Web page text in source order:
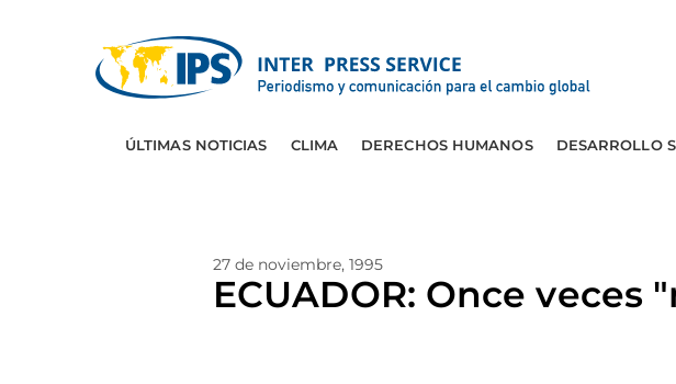
ÚLTIMAS NOTICIAS CLIMA DERECHOS HUMANOS DESARROLLO
27 de noviembre, 1995
ECUADOR: Once